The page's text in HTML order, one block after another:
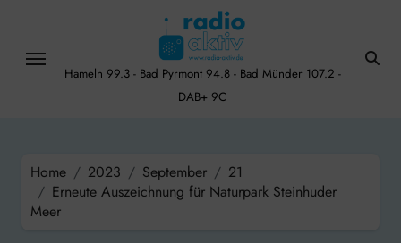
content
Hameln 99.3 - Bad Pyrmont 94.8 - Bad Münder 107.2 -
DAB+ 9C
Home 2023 September
21
Erneute Auszeichnung für Naturpark Steinhuder
Meer